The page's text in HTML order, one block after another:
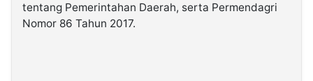
tentang Pemerintahan Daerah, serta Permendagri
Nomor 86 Tahun 2017.